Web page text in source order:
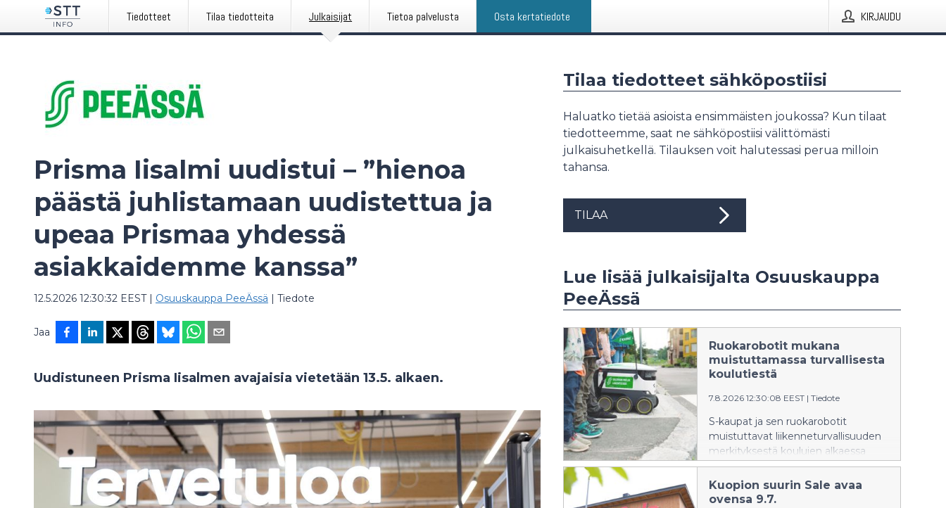
Tiedotteet Tilaa tiedotteita Julkaisijat Tietoa palvelusta Osta kertatiedote KIRJAUDU
Prisma Iisalmi uudistui – ”hienoa
päästä juhlistamaan uudistettua ja
upeaa Prismaa yhdessä
asiakkaidemme kanssa”
12.5.2026 12:30:32 EEST| Osuuskauppa PeeÄssä | Tiedote
Jaa
Uudistuneen Prisma Iisalmen avajaisia vietetään 13.5. alkaen.
Tilaa tiedotteet sähköpostiisi
Haluatko tietää asioista ensimmäisten joukossa? Kun tilaat
tiedotteemme, saat ne sähköpostiisi välittömästi
julkaisuhetkellä. Tilauksen voit halutessasi perua milloin
tahansa.
TILAA
Lue lisää julkaisijalta Osuuskauppa
PeeÄssä
Ruokarobotit mukana
muistuttamassa turvallisesta
koulutiestä
7.8.2026 12:30:08 EEST | Tiedote
S-kaupat ja sen ruokarobotit
muistuttavat liikenneturvallisuuden
merkityksestä koulujen alkaessa
Valppain mielin -tempauksella.
Kuopion suurin Sale avaa
ovensa 9.7.